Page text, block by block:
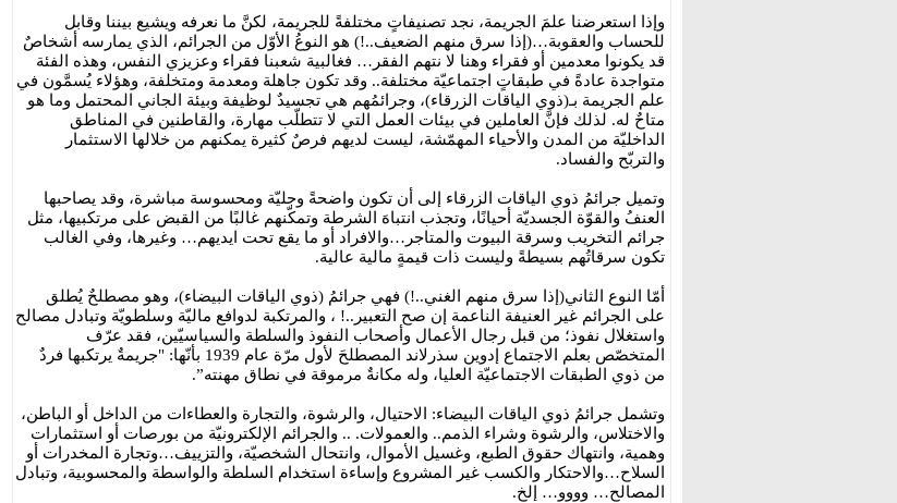
وإذا استعرضنا علمَ الجريمة، نجد تصنيفاتٍ مختلفةً للجريمة، لكنَّ ما نعرفه ويشيع بيننا وقابل
للحساب والعقوبة…(إذا سرق منهم الضعيف..!) هو النوعُ الأوّل من الجرائم، الذي يمارسه أشخاصٌ
قد يكونوا معدمين أو فقراء وهنا لا نتهم الفقر… فغالبية شعبنا فقراء وعزيزي النفس، وهذه الفئة
متواجدة عادةً في طبقاتٍ اجتماعيّة مختلفة.. وقد تكون جاهلة ومعدمة ومتخلفة، وهؤلاء يُسمَّون في
علم الجريمة بـ(ذوي الياقات الزرقاء)، وجرائمُهم هي تجسيدٌ لوظيفة وبيئة الجاني المحتمل وما هو
متاحٌ له. لذلك فإنَّ العاملين في بيئات العمل التي لا تتطلّب مهارة، والقاطنين في المناطق
الداخليّة من المدن والأحياء المهمّشة، ليست لديهم فرصٌ كثيرة يمكنهم من خلالها الاستثمار
والتربّح والفساد.
وتميل جرائمُ ذوي الياقات الزرقاء إلى أن تكون واضحةً وجليّة ومحسوسة مباشرة، وقد يصاحبها
العنفُ والقوّة الجسديّة أحيانًا، وتجذب انتباهَ الشرطة وتمكّنهم غالبًا من القبض على مرتكبيها، مثل
جرائم التخريب وسرقة البيوت والمتاجر…والافراد أو ما يقع تحت ايديهم… وغيرها، وفي الغالب
تكون سرقاتُهم بسيطةً وليست ذات قيمةٍ مالية عالية.
أمّا النوع الثاني(إذا سرق منهم الغني..!) فهي جرائمُ (ذوي الياقات البيضاء)، وهو مصطلحٌ يُطلق
على الجرائم غير العنيفة الناعمة إن صح التعبير..! ، والمرتكبة لدوافع ماليّة وسلطويّة وتبادل مصالح
واستغلال نفوذ؛ من قبل رجال الأعمال وأصحاب النفوذ والسلطة والسياسيّين، فقد عرّف
المتخصّص بعلم الاجتماع إدوين سذرلاند المصطلحَ لأول مرّة عام 1939 بأنّها: "جريمةٌ يرتكبها فردٌ
من ذوي الطبقات الاجتماعيّة العليا، وله مكانةٌ مرموقة في نطاق مهنته”.
وتشمل جرائمُ ذوي الياقات البيضاء: الاحتيال، والرشوة، والتجارة والعطاءات من الداخل أو الباطن،
والاختلاس، والرشوة وشراء الذمم.. والعمولات. .. والجرائم الإلكترونيّة من بورصات أو استثمارات
وهمية، وانتهاك حقوق الطبع، وغسيل الأموال، وانتحال الشخصيّة، والتزييف…وتجارة المخدرات أو
السلاح…والاحتكار والكسب غير المشروع وإساءة استخدام السلطة والواسطة والمحسوبية، وتبادل
المصالح… وووو… إلخ.